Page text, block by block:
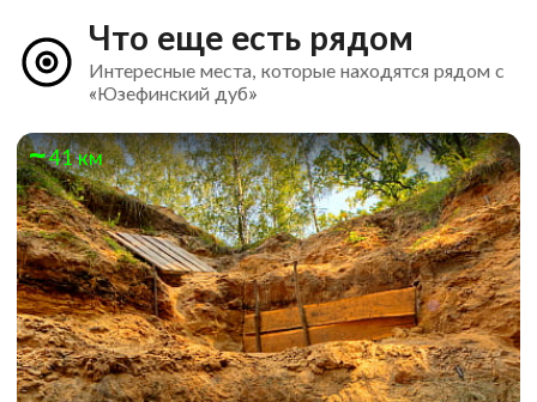
Что еще есть рядом
Интересные места, которые находятся рядом с
«Юзефинский дуб»
41 км